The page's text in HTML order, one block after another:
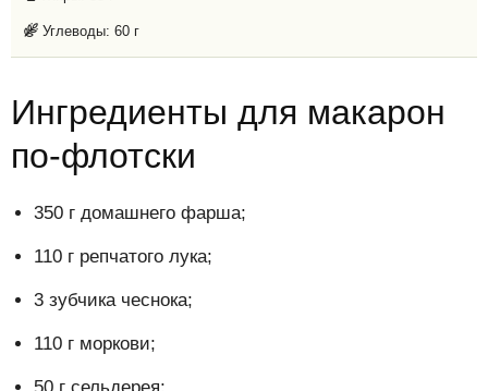
Углеводы: 60 г
Ингредиенты для макарон
по-флотски
350 г домашнего фарша;
110 г репчатого лука;
3 зубчика чеснока;
110 г моркови;